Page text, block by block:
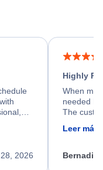
2026
Highly
When my
needed
The
calm,
Leer más